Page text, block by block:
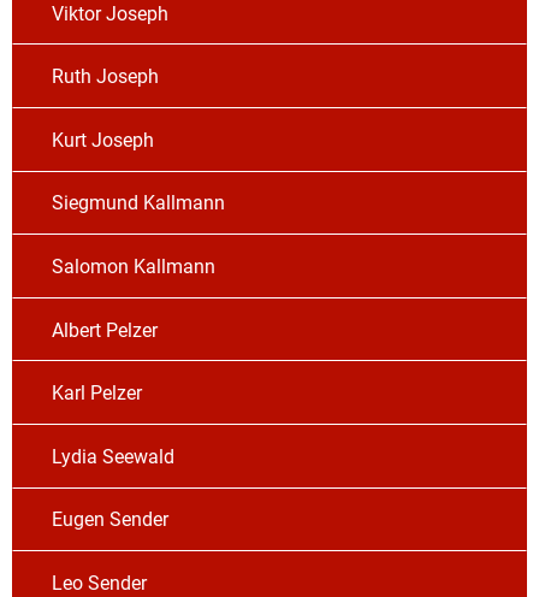
Viktor Joseph
Ruth Joseph
Kurt Joseph
Siegmund Kallmann
Salomon Kallmann
Albert Pelzer
Karl Pelzer
Lydia Seewald
Eugen Sender
Leo Sender